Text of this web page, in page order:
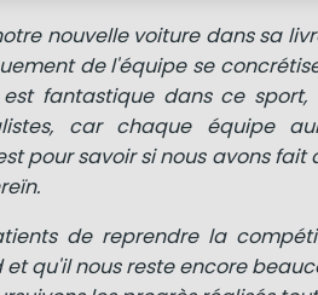
nouvelle voiture dans sa
de l'équipe se
est fantastique dans ce
car chaque équipe
pour savoir si nous avons
de reprendre la
et qu'il nous reste encore